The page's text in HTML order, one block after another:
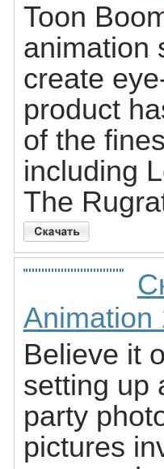
Toon
animation
create
product
of the
including
The
Animation
Believe it
setting up
party
pictures